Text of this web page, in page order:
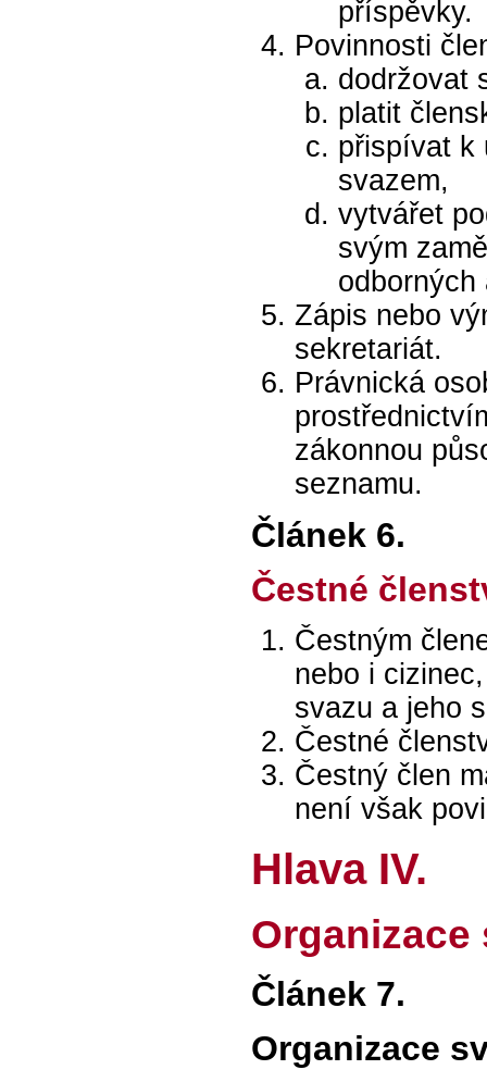
příspěvky.
Povinnosti
dodržovat
platit
přispívat k
svazem,
vytvářet
svým
Zápis nebo
sekretariát.
Právnická
zákonnou
seznamu.
Článek 6.
Čestné
Čestným
nebo i
svazu a jeho
Čestné
Čestný člen
není však
Hlava IV.
Organizace
Článek 7.
Organizace